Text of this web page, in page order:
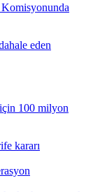
eden
100 milyon
kararı